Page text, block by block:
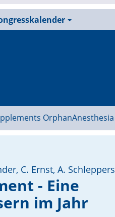
OrphanAnesthesia
C. Ernst, A. Schleppers
- Eine
im Jahr